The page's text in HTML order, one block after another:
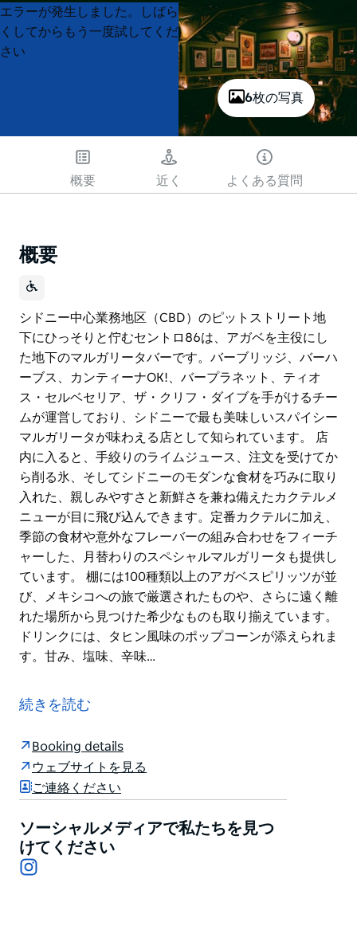
6枚の写真
Product
List
Product
List
エラーが発生しました。しばら
くしてからもう一度試してくだ
さい
概要 近く よくある質問
概要
シドニー中心業務地区（CBD）のピットストリート地
下にひっそりと佇むセントロ86は、アガベを主役にし
た地下のマルガリータバーです。バーブリッジ、バーハ
ーブス、カンティーナOK!、バープラネット、ティオ
ス・セルベセリア、ザ・クリフ・ダイブを手がけるチー
ムが運営しており、シドニーで最も美味しいスパイシー
マルガリータが味わえる店として知られています。 店
内に入ると、手絞りのライムジュース、注文を受けてか
ら削る氷、そしてシドニーのモダンな食材を巧みに取り
入れた、親しみやすさと新鮮さを兼ね備えたカクテルメ
ニューが目に飛び込んできます。定番カクテルに加え、
季節の食材や意外なフレーバーの組み合わせをフィーチ
ャーした、月替わりのスペシャルマルガリータも提供し
ています。 棚には100種類以上のアガベスピリッツが並
び、メキシコへの旅で厳選されたものや、さらに遠く離
れた場所から見つけた希少なものも取り揃えています。
ドリンクには、タヒン風味のポップコーンが添えられま
す。甘み、塩味、辛味…
下にひっそりと佇むセントロ86は、アガベを主役にし
た地下のマルガリータバーです。バーブリッジ、バーハ
ス・セルベセリア、ザ・クリフ・ダイブを手がけるチー
ムが運営しており、シドニーで最も美味しいスパイシー
マルガリータが味わえる店として知られています。
店内に入ると、手絞りのライムジュース、注文を受けて
から削る氷、そしてシドニーのモダンな食材を巧みに取
り入れた、親しみやすさと新鮮さを兼ね備えたカクテル
続きを読む
Booking details
ウェブサイトを見る
ご連絡ください
ソーシャルメディアで私たちを見つ
けてください